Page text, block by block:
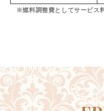
※燃料調整費としてサービス